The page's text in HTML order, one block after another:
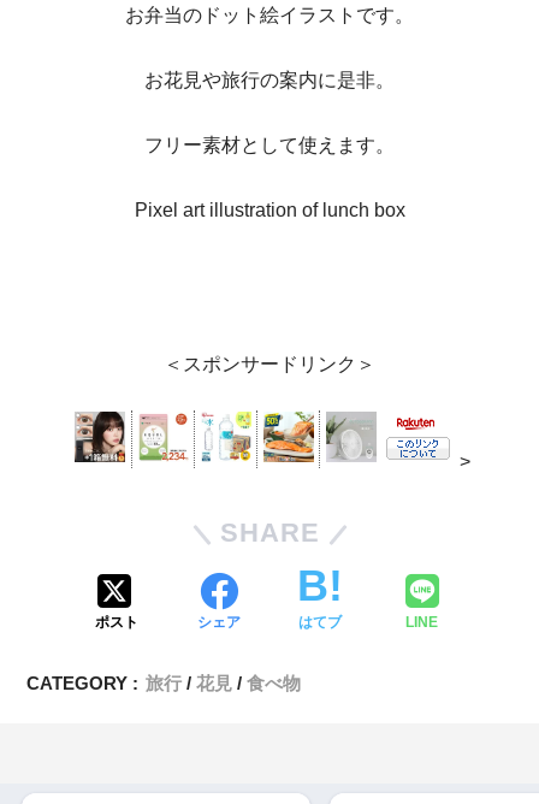
お弁当のドット絵イラストです。
お花見や旅行の案内に是非。
フリー素材として使えます。
Pixel art illustration of lunch box
＜スポンサードリンク＞
>
SHARE
ポスト シェア はてブ LINE
CATEGORY : 旅行 花見 食べ物